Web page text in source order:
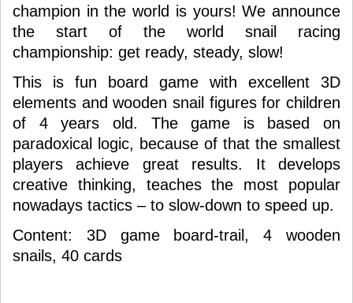
champion in the world is yours! We announce
the start of the world snail racing
championship: get ready, steady, slow!
This is fun board game with excellent 3D
elements and wooden snail figures for children
of 4 years old. The game is based on
paradoxical logic, because of that the smallest
players achieve great results. It develops
creative thinking, teaches the most popular
nowadays tactics – to slow-down to speed up.
Content: 3D game board-trail, 4 wooden
snails, 40 cards